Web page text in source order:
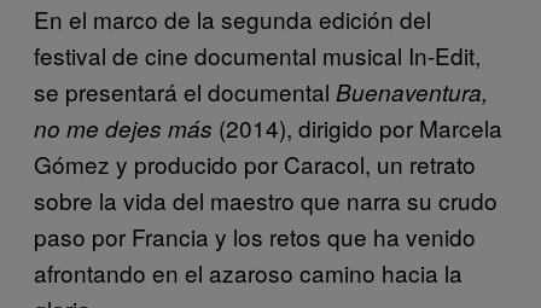
En el marco de la segunda edición del
festival de cine documental musical In-Edit,
se presentará el documental Buenaventura,
no me dejes más (2014), dirigido por Marcela
Gómez y producido por Caracol, un retrato
sobre la vida del maestro que narra su crudo
paso por Francia y los retos que ha venido
afrontando en el azaroso camino hacia la